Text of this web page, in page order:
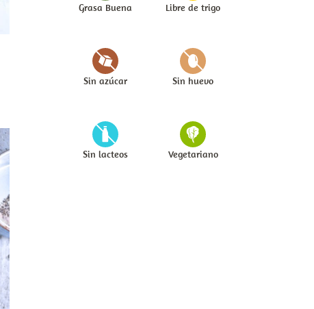
Grasa Buena Libre de trigo
Sin azúcar Sin huevo
Sin lacteos Vegetariano